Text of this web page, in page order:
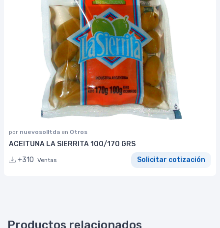
por nuevosolltda en Otros
ACEITUNA LA SIERRITA 100/170 GRS
+310 Ventas Solicitar cotización
Productos relacionados